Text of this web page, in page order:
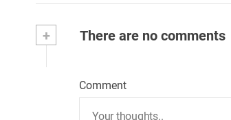
+ There are no comments
Comment